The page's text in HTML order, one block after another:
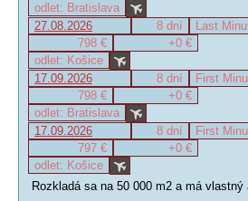
odlet: Bratislava
27.08.2026
8 dní
Last
798 €
+0 €
odlet: Košice
17.09.2026
8 dní
First
798 €
+0 €
odlet: Bratislava
17.09.2026
8 dní
First
797 €
+0 €
odlet: Košice
Rozkladá sa na 50 000 m2 a má vlastný